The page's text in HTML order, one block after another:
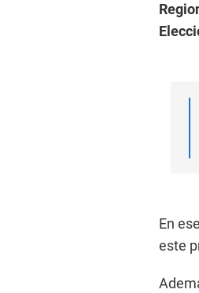
En
este